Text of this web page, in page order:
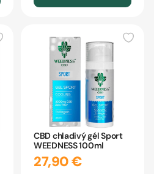
CBD chladivý gél Sport
WEEDNESS 100ml
27,90 €